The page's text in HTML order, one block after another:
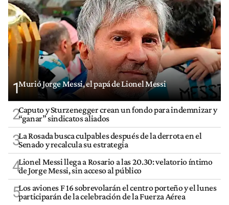
1Murió Jorge Messi, el papá de Lionel Messi
2Caputo y Sturzenegger crean un fondo para indemnizar y
“ganar” sindicatos aliados
3La Rosada busca culpables después de la derrota en el
Senado y recalcula su estrategia
4Lionel Messi llega a Rosario a las 20.30: velatorio íntimo
de Jorge Messi, sin acceso al público
5Los aviones F 16 sobrevolarán el centro porteño y el lunes
participarán de la celebración de la Fuerza Aérea